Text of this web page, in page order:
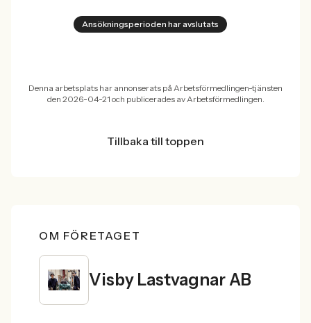
Ansökningsperioden har avslutats
Denna arbetsplats har annonserats på Arbetsförmedlingen-tjänsten
den 2026-04-21 och publicerades av Arbetsförmedlingen.
Tillbaka till toppen
OM FÖRETAGET
Visby Lastvagnar AB